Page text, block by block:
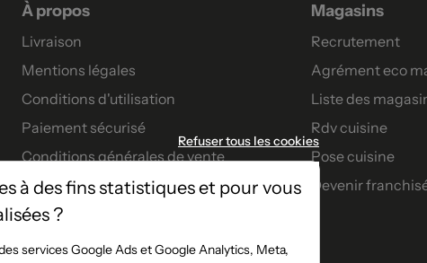
À propos
Livraison
Mentions légales
Conditions d'utilisation
Paiement sécurisé
Conditions générales de vente
Garanties
Tous nos partenaires
Financement
Magasins
Recrutement
Agrément eco
Liste des
Rdv cuisine
Pose cuisine
Devenir
Refuser tous les cookies
à des fins statistiques et pour vous
?
services Google Ads et Google Analytics, Meta,